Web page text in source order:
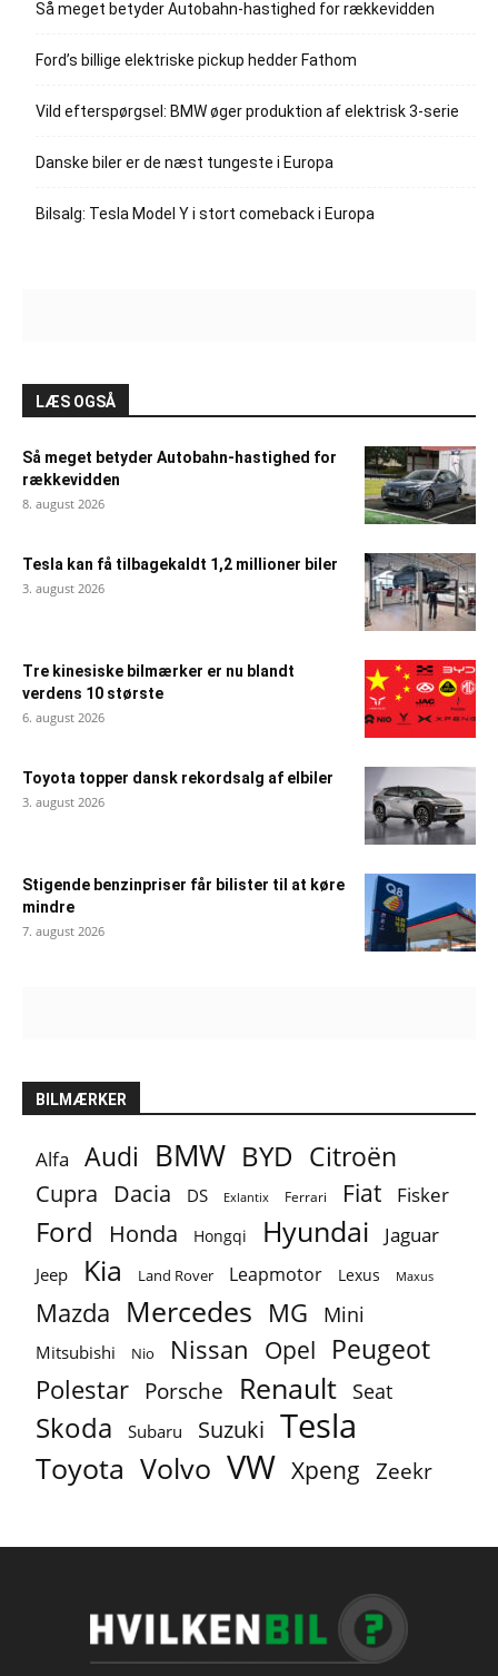
Så meget betyder Autobahn-hastighed for rækkevidden
Ford’s billige elektriske pickup hedder Fathom
Vild efterspørgsel: BMW øger produktion af elektrisk 3-serie
Danske biler er de næst tungeste i Europa
Bilsalg: Tesla Model Y i stort comeback i Europa
LÆS OGSÅ
Så meget betyder Autobahn-hastighed for
rækkevidden
8. august 2026
Tesla kan få tilbagekaldt 1,2 millioner biler
3. august 2026
Tre kinesiske bilmærker er nu blandt
verdens 10 største
6. august 2026
Toyota topper dansk rekordsalg af elbiler
3. august 2026
Stigende benzinpriser får bilister til at køre
mindre
7. august 2026
BILMÆRKER
Alfa Audi BMW BYD Citroën
Cupra Dacia DS Exlantix Ferrari Fiat Fisker
Ford Honda Hongqi Hyundai Jaguar
Jeep Kia Land Rover Leapmotor Lexus Maxus
Mazda Mercedes MG Mini
Mitsubishi Nio Nissan Opel Peugeot
Polestar Porsche Renault Seat
Skoda Subaru Suzuki Tesla
Toyota Volvo VW Xpeng Zeekr